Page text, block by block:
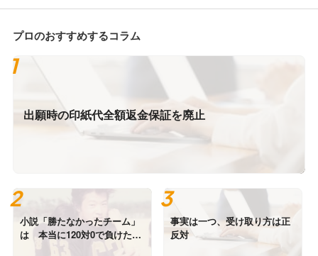
プロのおすすめするコラム
出願時の印紙代全額返金保証を廃止
小説「勝たなかったチーム」
は 本当に120対0で負けたの
か？ 写真は高校時代の私で
事実は一つ、受け取り方は正
反対